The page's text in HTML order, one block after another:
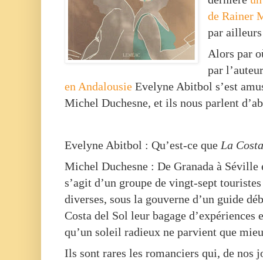
de Rainer
par
Alors par
par
en AndalousieEvelyne Abitbol s’est
Michel Duchesne, et ils nous parlent
Evelyne Abitbol : Qu’est-ce que La
Michel Duchesne : De Granada à Séville
s’agit d’un groupe de vingt-sept
diverses, sous la gouverne d’un guide
Costa del Sol leur bagage d’expériences
qu’un soleil radieux ne parvient que
Ils sont rares les romanciers qui, de nos